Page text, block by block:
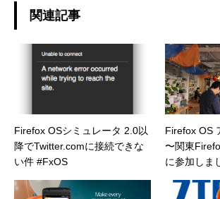
関連記事
Firefox OSシミュレータ 2.0以
降でTwitter.comに接続できな
い件 #FxOS
Firefox OS
〜関東
に参加しま